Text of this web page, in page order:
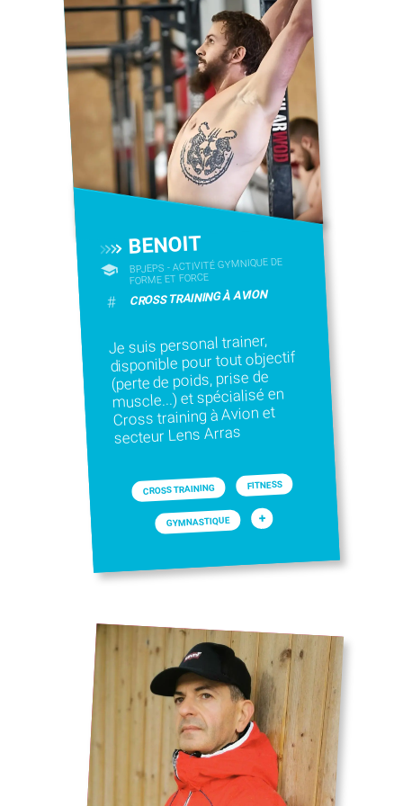
BENOIT
BPJEPS - ACTIVITÉ GYMNIQUE DE
FORME ET FORCE
# CROSS TRAINING À AVION
Je suis personal trainer,
disponible pour tout objectif
(perte de poids, prise de
muscle...) et spécialisé en
Cross training à Avion et
secteur Lens Arras
CROSS TRAINING FITNESS
GYMNASTIQUE +